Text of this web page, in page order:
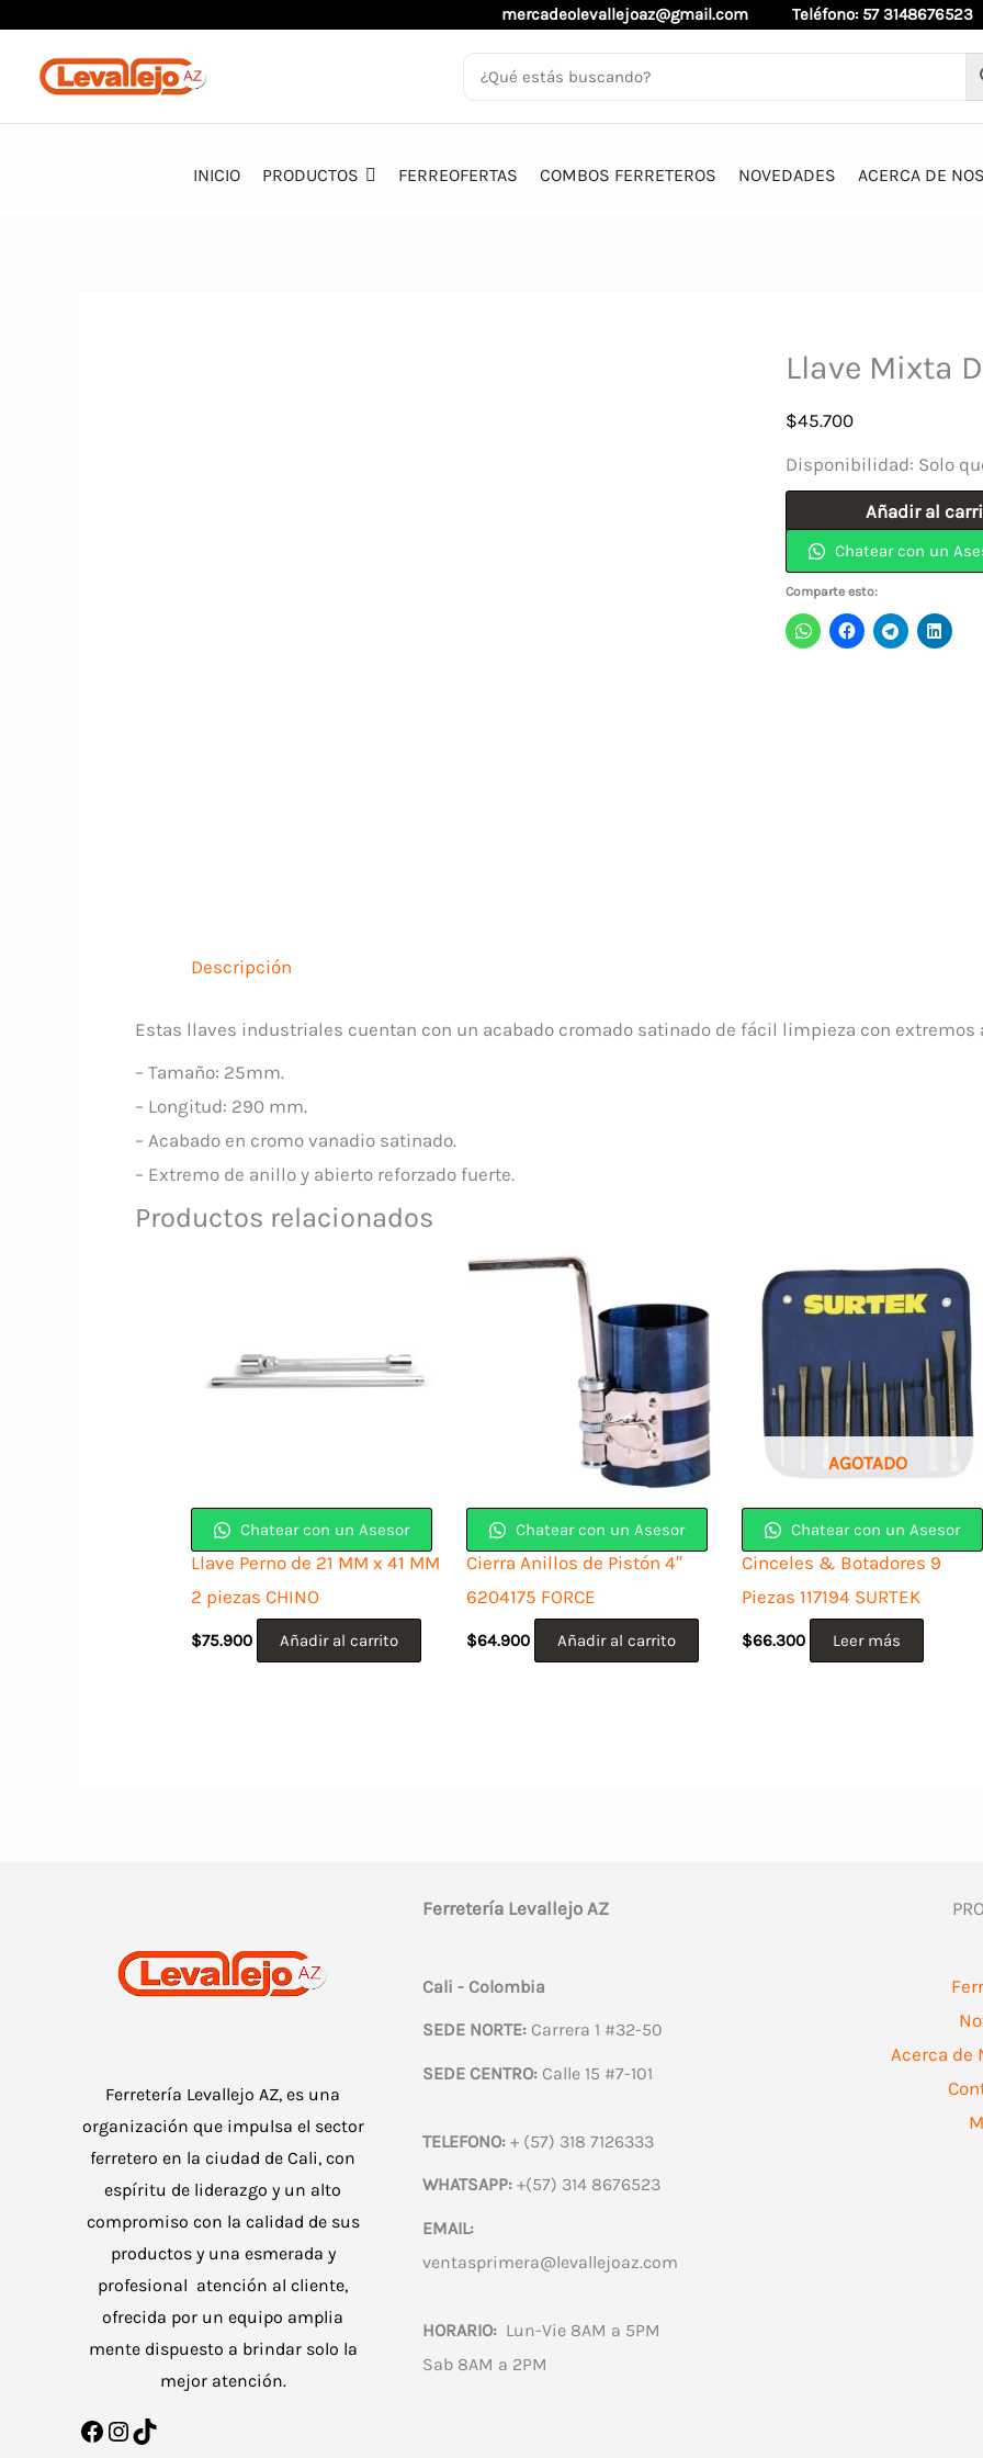
contenido
mercadeolevallejoaz@gmail.com Teléfono: 57 3148676523
INICIO PRODUCTOS FERREOFERTAS COMBOS FERRETEROS NOVEDADES ACERCA DE
Llave Mixta
$45.700
Disponibilidad: Solo
Mixta
De
25MM
75525
Añadir al
Chatear con un
Comparte esto:
Descripción
Estas llaves industriales cuentan con un acabado cromado satinado de fácil limpieza con
– Tamaño: 25mm.
– Longitud: 290 mm.
– Acabado en cromo vanadio satinado.
– Extremo de anillo y abierto reforzado fuerte.
Productos relacionados
Chatear con un Asesor
Llave Perno de 21 MM x 41 MM
2 piezas CHINO
$75.900 Añadir al carrito
Chatear con un Asesor
Cierra Anillos de Pistón 4″
6204175 FORCE
$64.900 Añadir al carrito
AGOTADO
Chatear con un Asesor
Cinceles & Botadores 9
Piezas 117194 SURTEK
$66.300 Leer más
Ferretería Levallejo AZ, es una
organización que impulsa el sector
ferretero en la ciudad de Cali, con
espíritu de liderazgo y un alto
compromiso con la calidad de sus
productos y una esmerada y
profesional atención al cliente,
ofrecida por un equipo amplia
mente dispuesto a brindar solo la
mejor atención.
Facebook
Instagram
TikTok
Ferretería Levallejo AZ
Cali - Colombia
SEDE NORTE:Carrera 1 #32-50
SEDE CENTRO:Calle 15 #7-101
TELEFONO:+ (57) 318 7126333
WHATSAPP:+(57) 314 8676523
EMAIL:
ventasprimera@levallejoaz.com
HORARIO:Lun-Vie 8AM a 5PM
Sab 8AM a 2PM
Acerca de